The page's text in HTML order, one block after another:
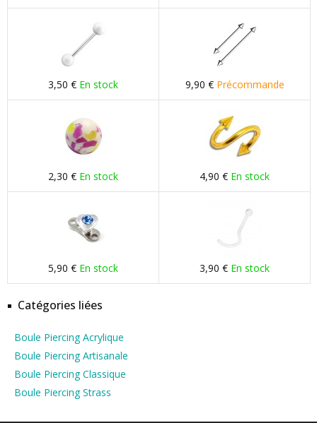
3,50 € En stock 9,90 € Précommande
2,30 € En stock 4,90 € En stock
5,90 € En stock 3,90 € En stock
Catégories liées
Boule Piercing Acrylique
Boule Piercing Artisanale
Boule Piercing Classique
Boule Piercing Strass